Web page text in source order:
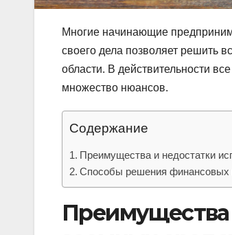
Многие начинающие
своего дела позволяет решить
области. В действительности
множество нюансов.
Содержание
Преимущества и недостатки
Способы решения финансовых
Преимущества